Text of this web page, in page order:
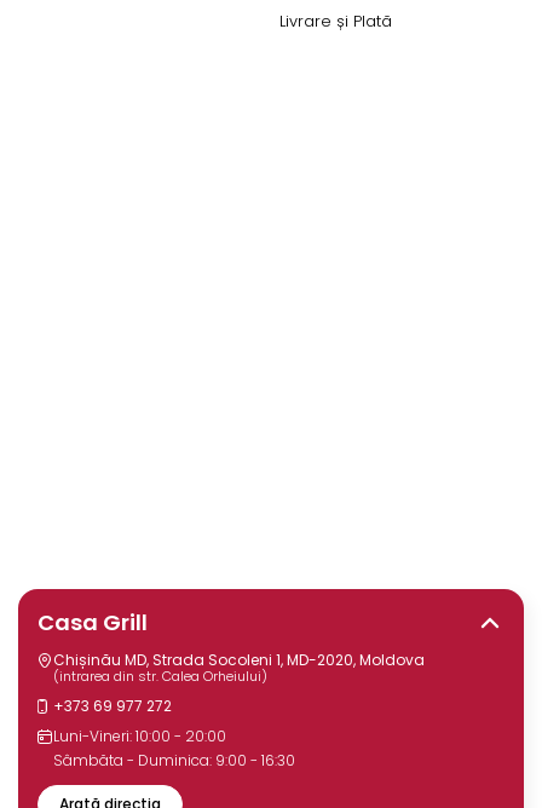
Livrare și Plată
Casa Grill
Chișinău MD, Strada Socoleni 1, MD-2020, Moldova
(intrarea din str. Calea Orheiului)
+373 69 977 272
Luni-Vineri: 10:00 - 20:00
Sâmbăta - Duminica: 9:00 - 16:30
Arată direcția